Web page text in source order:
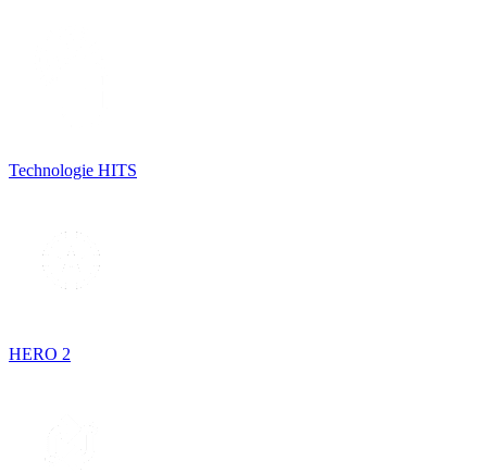
Technologie HITS
HERO 2